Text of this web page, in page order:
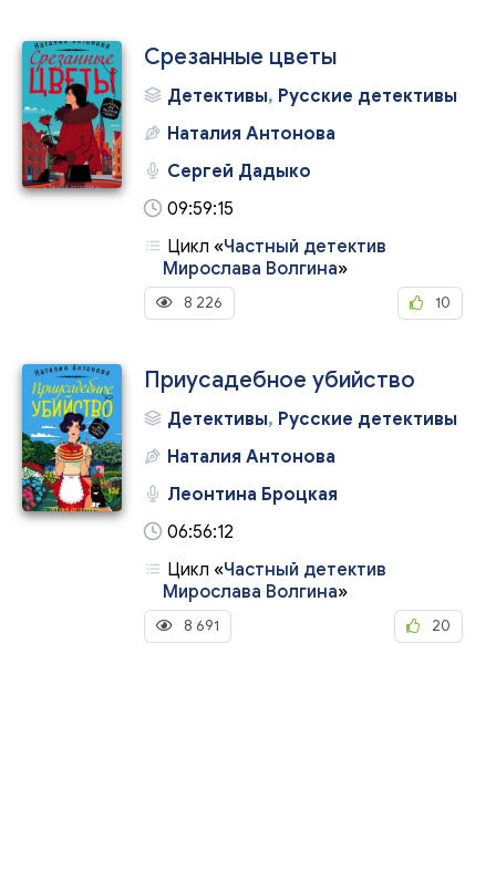
Срезанные цветы
Детективы, Русские детективы
Наталия Антонова
Сергей Дадыко
09:59:15
Цикл «Частный детектив
Мирослава Волгина»
8 226 10
Приусадебное убийство
Детективы, Русские детективы
Наталия Антонова
Леонтина Броцкая
06:56:12
Цикл «Частный детектив
Мирослава Волгина»
8 691 20